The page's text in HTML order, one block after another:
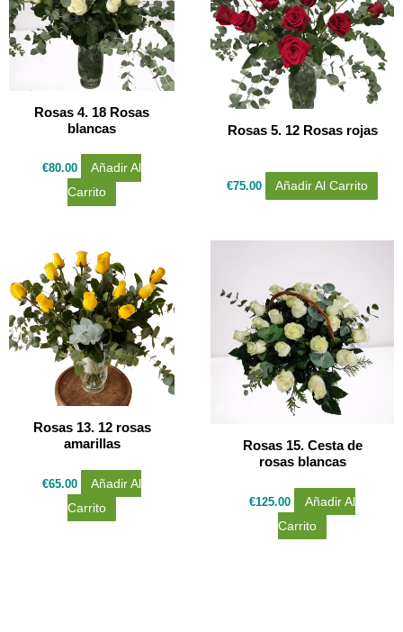
Rosas 4. 18 Rosas
blancas
€80.00
Añadir Al
Carrito
Rosas 5. 12 Rosas rojas
€75.00 Añadir Al Carrito
Rosas 13. 12 rosas
amarillas
€65.00
Añadir Al
Carrito
Rosas 15. Cesta de
rosas blancas
€125.00
Añadir Al
Carrito